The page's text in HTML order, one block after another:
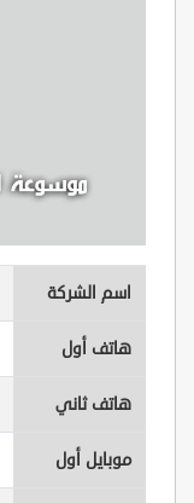
اسم الشركة
هاتف أول
هاتف ثاني
موبايل أول